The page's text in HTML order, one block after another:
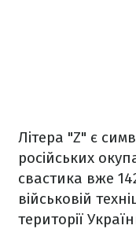
Літера "Z" є
російських
свастика вже
військовій
території